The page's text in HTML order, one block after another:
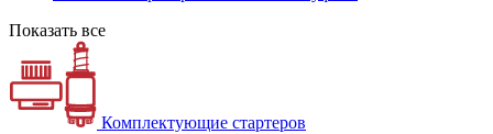
Показать все
Комплектующие стартеров